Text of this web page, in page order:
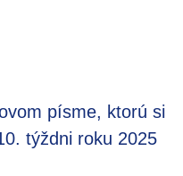
písme, ktorú si
týždni roku 2025